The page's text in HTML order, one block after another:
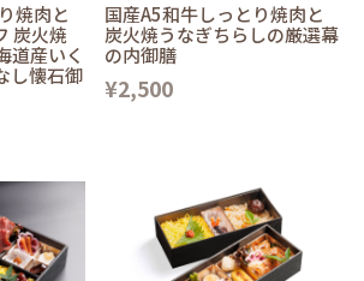
焼肉と
炭火焼
道産いく
し懐石御
国産A5和牛しっとり焼肉と
炭火焼うなぎちらしの厳選幕
の内御膳
¥2,500